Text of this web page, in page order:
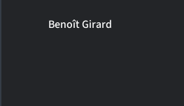
Benoît Girard